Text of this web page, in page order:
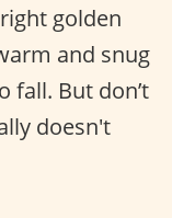
golden
and snug
fall. But don’t
doesn't